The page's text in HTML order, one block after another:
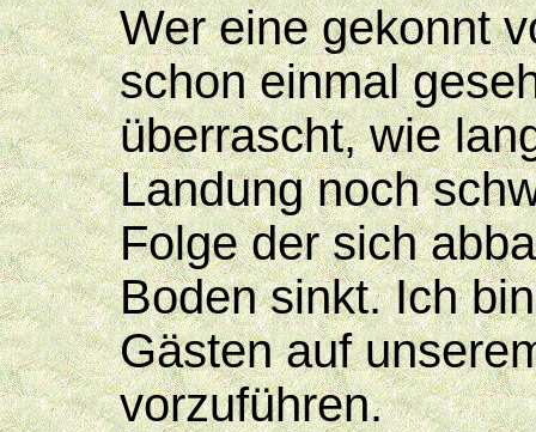
Wer eine gekonnt
schon einmal
überrascht, wie
Landung noch
Folge der sich
Boden sinkt. Ich
Gästen auf
vorzuführen.